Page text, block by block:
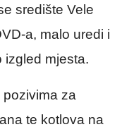
središte Vele
a, malo uredi i
izgled mjesta.
pozivima za
te kotlova na